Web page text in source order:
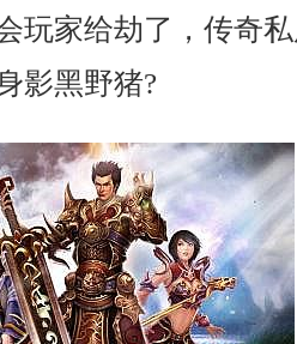
玩家给劫了，传奇
影黑野猪?